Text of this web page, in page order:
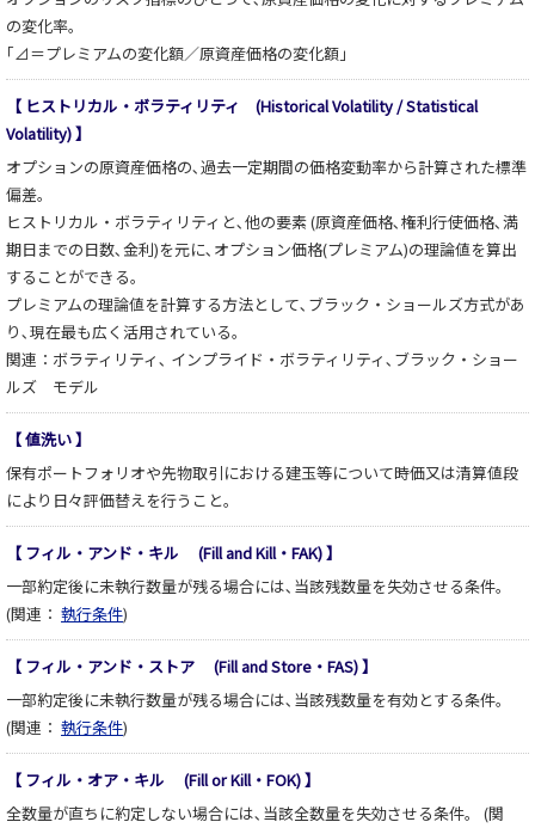
の変化率。
｢⊿＝プレミアムの変化額／原資産価格の変化額」
【 ヒストリカル・ボラティリティ (Historical Volatility / Statistical
Volatility) 】
オプションの原資産価格の､過去一定期間の価格変動率から計算された標準
偏差。
ヒストリカル・ボラティリティと､他の要素 (原資産価格､権利行使価格､満
期日までの日数､金利)を元に､オプション価格(プレミアム)の理論値を算出
することができる。
プレミアムの理論値を計算する方法として､ブラック・ショールズ方式があ
り､現在最も広く活用されている。
関連：ボラティリティ､ インプライド・ボラティリティ､ブラック・ショー
ルズ モデル
【 値洗い 】
保有ポートフォリオや先物取引における建玉等について時価又は清算値段
により日々評価替えを行うこと。
【 フィル・アンド・キル (Fill and Kill・FAK) 】
一部約定後に未執行数量が残る場合には､当該残数量を失効させる条件。
(関連： 執行条件)
【 フィル・アンド・ストア (Fill and Store・FAS) 】
一部約定後に未執行数量が残る場合には､当該残数量を有効とする条件。
(関連： 執行条件)
【 フィル・オア・キル (Fill or Kill・FOK) 】
全数量が直ちに約定しない場合には､当該全数量を失効させる条件。 (関